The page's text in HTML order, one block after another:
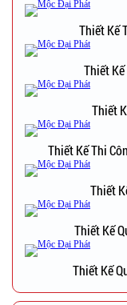
Thiết Kế
Thiết Kế
Thiết
Thiết Kế Thi
Thiết
Thiết Kế
Thiết Kế